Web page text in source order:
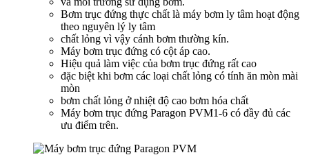
Bơm trục đứng thực chất là máy bơm ly tâm hoạt động
theo nguyên lý ly tâm
chất lỏng vì vậy cánh bơm thường kín.
Máy bơm trục đứng có cột áp cao.
Hiệu quả làm việc của bơm trục đứng rất cao
đặc biệt khi bơm các loại chất lỏng có tính ăn mòn mài
mòn
bơm chất lỏng ở nhiệt độ cao bơm hóa chất
Máy bơm trục đứng Paragon PVM1-6 có đầy đủ các
ưu điểm trên.